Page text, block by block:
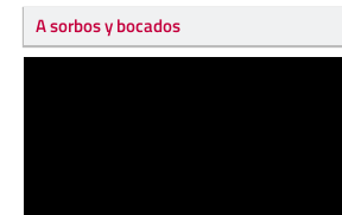
A sorbos y bocados